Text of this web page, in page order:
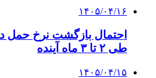
چطور ابزار اصل را با
4 هفته پیش
چرا انتخاب تامین‌کننده
پروژه را تعیین می‌کند؟